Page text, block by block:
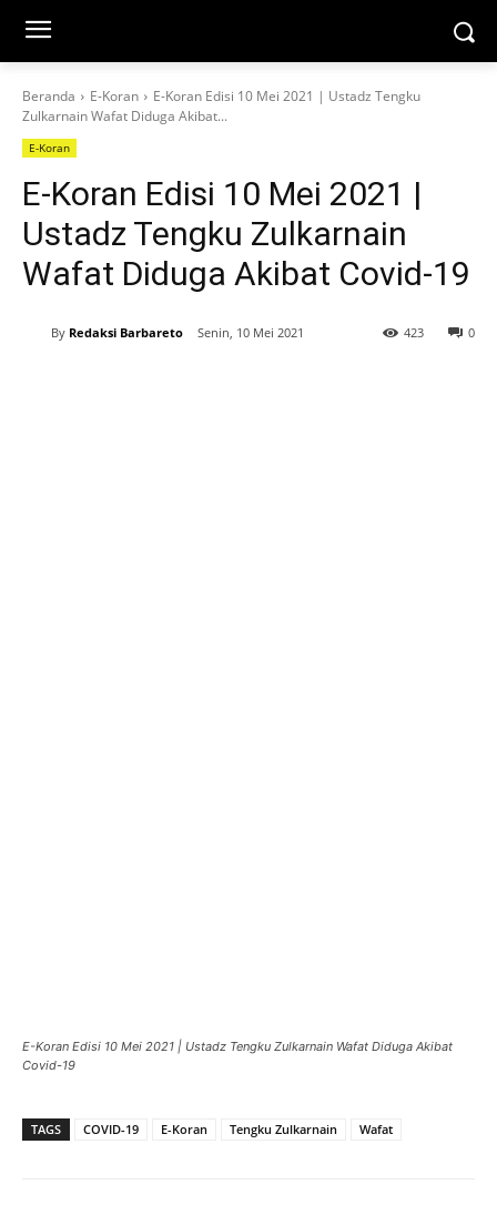
Beranda E-Koran
E-Koran Edisi 10 Mei 2021 | Ustadz Tengku
Zulkarnain Wafat Diduga Akibat...
E-Koran
E-Koran Edisi 10 Mei 2021 |
Ustadz Tengku Zulkarnain
Wafat Diduga Akibat Covid-19
By Redaksi Barbareto Senin, 10 Mei 2021 0
423
E-Koran Edisi 10 Mei 2021 | Ustadz Tengku Zulkarnain Wafat Diduga Akibat
Covid-19
TAGS COVID-19 E-Koran Tengku Zulkarnain Wafat